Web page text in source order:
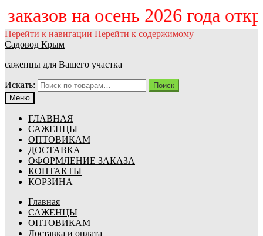
заказов на осень 2026 года
Перейти к навигации Перейти к содержимому
Садовод Крым
саженцы для Вашего участка
Искать:
Поиск
Меню
ГЛАВНАЯ
САЖЕНЦЫ
ОПТОВИКАМ
ДОСТАВКА
ОФОРМЛЕНИЕ ЗАКАЗА
КОНТАКТЫ
КОРЗИНА
Главная
САЖЕНЦЫ
ОПТОВИКАМ
Доставка и оплата